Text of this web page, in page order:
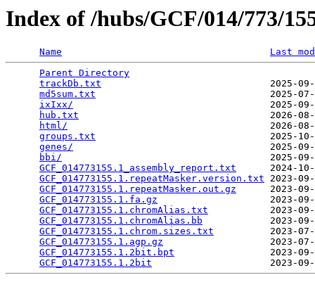
Index of /hubs/GCF/014/773/
Name
Last
Parent Directory
trackDb.txt
2025-
md5sum.txt
2025-
ixIxx/
2025-
hub.txt
2026-
html/
2026-
groups.txt
2025-
genes/
2025-
bbi/
2025-
GCF_014773155.1_assembly_report.txt
2024-
GCF_014773155.1.repeatMasker.version.txt 2023-
GCF_014773155.1.repeatMasker.out.gz
2023-
GCF_014773155.1.fa.gz
2023-
GCF_014773155.1.chromAlias.txt
2023-
GCF_014773155.1.chromAlias.bb
2023-
GCF_014773155.1.chrom.sizes.txt
2023-
GCF_014773155.1.agp.gz
2023-
GCF_014773155.1.2bit.bpt
2023-
GCF_014773155.1.2bit